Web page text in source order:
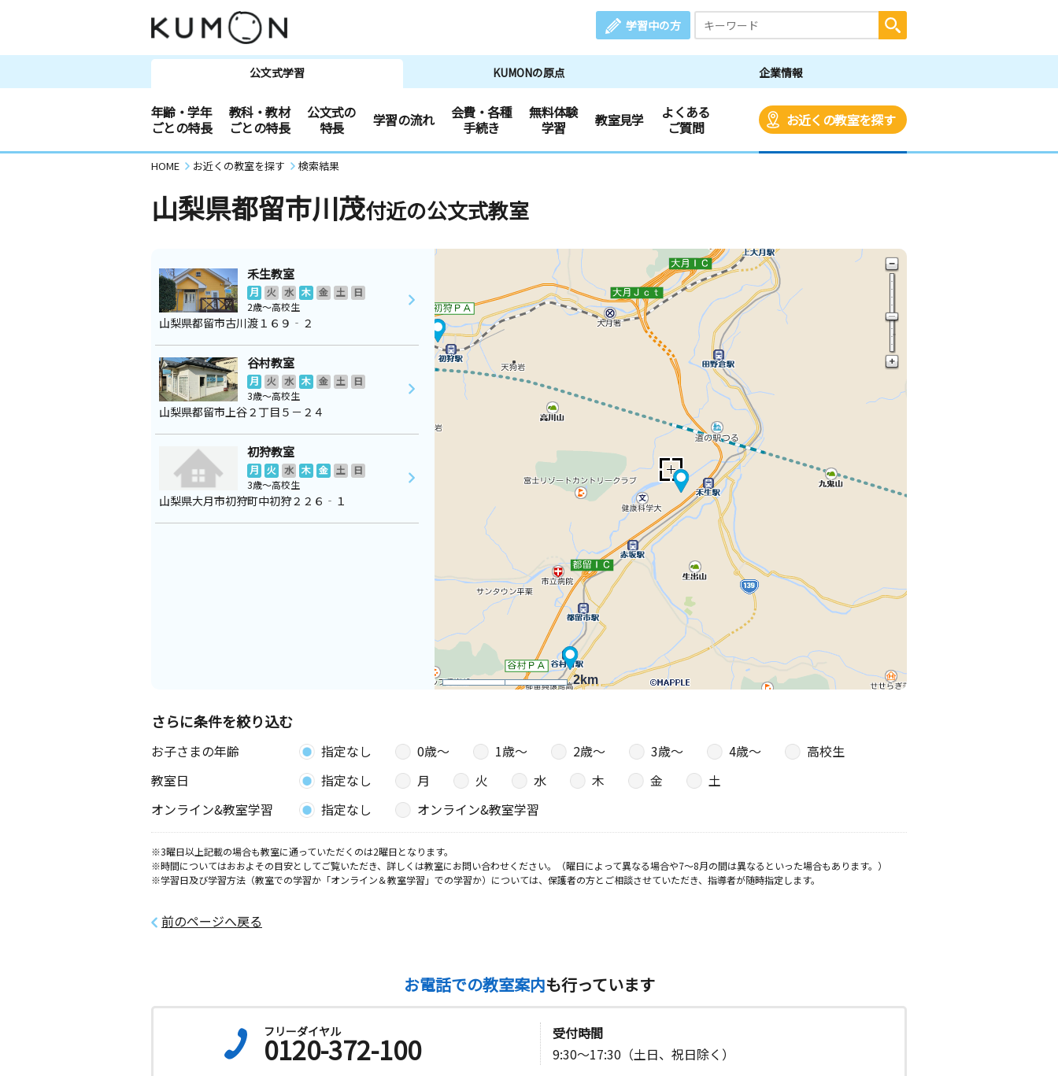
学習中の方
公文式学習 KUMONの原点 企業情報
年齢・学年
ごとの特長
教科・教材
ごとの特長
公文式の
特長
学習の流れ
会費・各種
手続き
無料体験
学習
教室見学
よくある
ご質問
お近くの教室を探す
HOME お近くの教室を探す 検索結果
山梨県都留市川茂付近の公文式教室
2km
禾生教室
月 火 水 木 金 土
日
2歳～高校生
山梨県都留市古川渡１６９‐２
谷村教室
月 火 水 木 金 土
日
3歳～高校生
山梨県都留市上谷２丁目５－２４
初狩教室
月 火 水 木 金 土
日
3歳～高校生
山梨県大月市初狩町中初狩２２６‐１
さらに条件を絞り込む
お子さまの年齢 指定なし 0歳〜 1歳〜 2歳〜 3歳〜 4歳〜
高校生
教室日
指定なし 月 火 水 木 金
土
オンライン&教室学習
指定なし オンライン&教室学習
※3曜日以上記載の場合も教室に通っていただくのは2曜日となります。
※時間についてはおおよその目安としてご覧いただき、詳しくは教室にお問い合わせください。（曜日によって異なる場合や7～8月の間は異なるといった場合もあります。）
※学習日及び学習方法（教室での学習か「オンライン＆教室学習」での学習か）については、保護者の方とご相談させていただき、指導者が随時指定します。
前のページへ戻る
お電話での教室案内も行っています
フリーダイヤル
0120-372-100
受付時間
9:30～17:30（土日、祝日除く）